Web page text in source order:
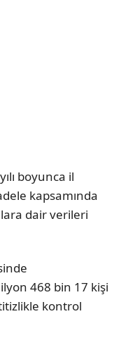
boyunca il
kapsamında
dair verileri
468 bin 17 kişi
kontrol